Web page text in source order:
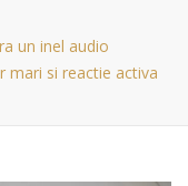
un inel audio
mari si reactie activa